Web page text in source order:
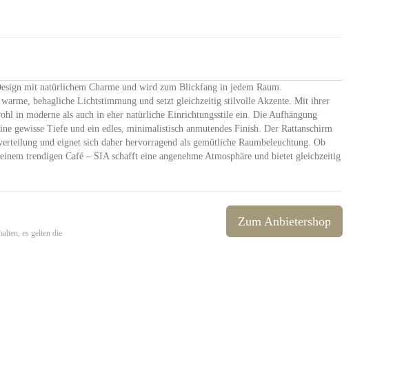
mit natürlichem Charme und wird zum Blickfang in jedem Raum.
behagliche Lichtstimmung und setzt gleichzeitig stilvolle Akzente. Mit ihrer
in moderne als auch in eher natürliche Einrichtungsstile ein. Die Aufhängung
gewisse Tiefe und ein edles, minimalistisch anmutendes Finish. Der Rattanschirm
und eignet sich daher hervorragend als gemütliche Raumbeleuchtung. Ob
trendigen Café – SIA schafft eine angenehme Atmosphäre und bietet gleichzeitig
es gelten die
Zum Anbietershop